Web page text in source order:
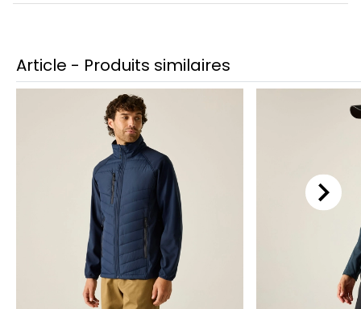
Article - Produits similaires